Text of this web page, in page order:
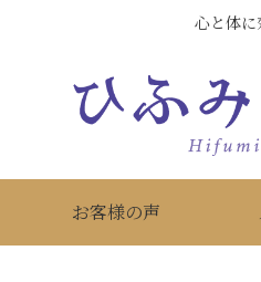
心と体に
お客様の声